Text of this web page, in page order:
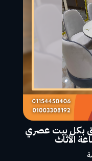
بكل بيت عصري
الأثاث